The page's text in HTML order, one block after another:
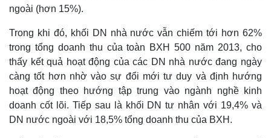
ngoài (hơn 15%).
Trong khi đó, khối DN nhà nước vẫn chiếm tới hơn 62%
trong tổng doanh thu của toàn BXH 500 năm 2013, cho
thấy kết quả hoạt động của các DN nhà nước đang ngày
càng tốt hơn nhờ vào sự đổi mới tư duy và định hướng
hoạt động theo hướng tập trung vào ngành nghề kinh
doanh cốt lõi. Tiếp sau là khối DN tư nhân với 19,4% và
DN nước ngoài với 18,5% tổng doanh thu của BXH.